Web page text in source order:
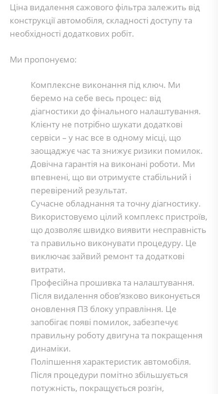
Ціна видалення сажового фільтра залежить від
конструкції автомобіля, складності доступу та
необхідності додаткових робіт.
Ми пропонуємо:
Комплексне виконання під ключ. Ми
беремо на себе весь процес: від
діагностики до фінального налаштування.
Клієнту не потрібно шукати додаткові
сервіси – у нас все в одному місці, що
заощаджує час та знижує ризики помилок.
Довічна гарантія на виконані роботи. Ми
впевнені, що ви отримуєте стабільний і
перевірений результат.
Сучасне обладнання та точну діагностику.
Використовуємо цілий комплекс пристроїв,
що дозволяє швидко виявити несправність
та правильно виконувати процедуру. Це
виключає зайвий ремонт та додаткові
витрати.
Професійна прошивка та налаштування.
Після видалення обов’язково виконується
оновлення ПЗ блоку управління. Це
запобігає появі помилок, забезпечує
правильну роботу двигуна та покращення
динаміки.
Поліпшення характеристик автомобіля.
Після процедури помітно збільшується
потужність, покращується розгін,